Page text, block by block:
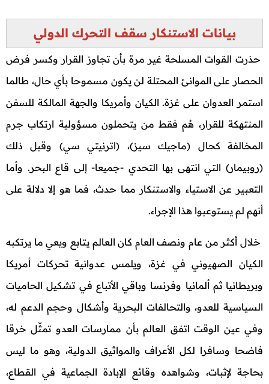
بيانات الاستنكار سقف التحرك الدولي
حذرت القوات المسلحة غير مرة بأن تجاوز القرار وكسر فرض
الحصار على الموانئ المحتلة لن يكون مسموحا بأي حال، طالما
استمر العدوان على غزة. الكيان وأمريكا والجهة المالكة للسفن
المنتهكة للقرار، هُم فقط من يتحملون مسؤولية ارتكاب جرم
المخالفة كحال (ماجيك سيز)، (اترنيتي سي) وقبل ذلك
(روبيمار) التي انتهى بها التحدي -جميعا- إلى قاع البحر. وأما
التعبير عن الاستياء والاستنكار مما حدث، فما هو إلا دلالة على
أنهم لم يستوعبوا هذا الإجراء.
خلال أكثر من عام ونصف العام كان العالم يتابع ويعي ما يرتكبه
الكيان الصهيوني في غزة، ويلمس عدوانية تحركات أمريكا
وبريطانيا ثم ألمانيا وفرنسا وباقي الأتباع في تشكيل الحاميات
السياسية للعدو، والتحالفات البحرية وأشكال وحجم الدعم له،
وفي عين الوقت اتفق العالم بأن ممارسات العدو تمثّل خرقا
فاضحا وسافرا لكل الأعراف والمواثيق الدولية، وهو ما ليس
بحاجة لإثبات، وشواهده وقائع الإبادة الجماعية في القطاع،